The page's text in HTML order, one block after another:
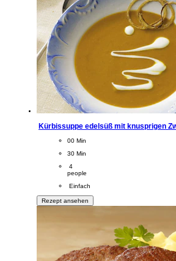
Kürbissuppe edelsüß mit knusprigen
CookingTime
00 Min
PreparationTime
30 Min
Servings
4
people
Difficulty
Einfach
Rezept ansehen